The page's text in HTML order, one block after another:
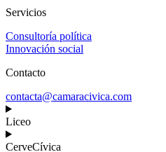
Servicios
Consultoría política
Innovación social
Contacto
contacta@camaracivica.com
Liceo
CerveCívica